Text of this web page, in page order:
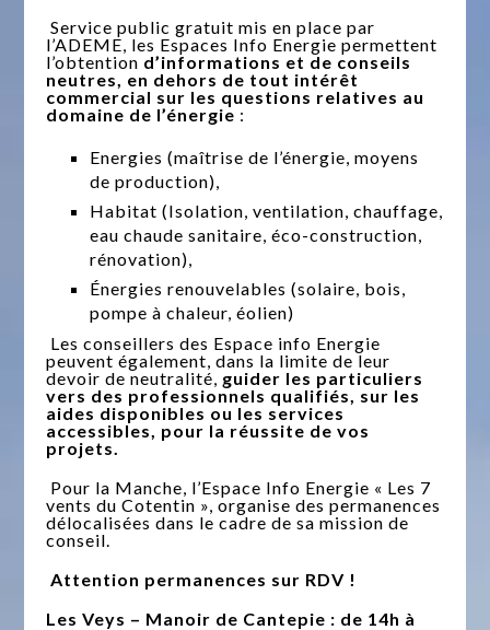
Service public gratuit mis en place par
l’ADEME, les Espaces Info Energie permettent
l’obtention d’informations et de conseils
neutres, en dehors de tout intérêt
commercial sur les questions relatives au
domaine de l’énergie :
Energies (maîtrise de l’énergie, moyens
de production),
Habitat (Isolation, ventilation, chauffage,
eau chaude sanitaire, éco-construction,
rénovation),
Énergies renouvelables (solaire, bois,
pompe à chaleur, éolien)
Les conseillers des Espace info Energie
peuvent également, dans la limite de leur
devoir de neutralité, guider les particuliers
vers des professionnels qualifiés, sur les
aides disponibles ou les services
accessibles, pour la réussite de vos
projets.
Pour la Manche, l’Espace Info Energie « Les 7
vents du Cotentin », organise des permanences
délocalisées dans le cadre de sa mission de
conseil.
Attention permanences sur RDV !
Les Veys – Manoir de Cantepie : de 14h à